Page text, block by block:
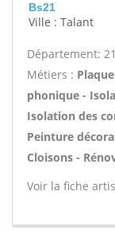
Bs21
Ville : Talant
Département: 21
Métiers :
phonique -
Isolation des
Peinture
Cloisons -
Voir la fiche